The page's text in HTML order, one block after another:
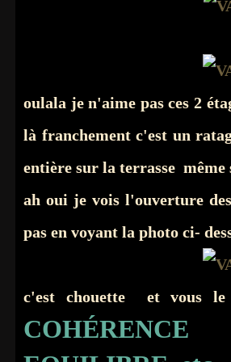
oulala je n'aime pas ces 2
là franchement c'est un
entière sur la terrasse
ah oui je vois l'ouverture
pas en voyant la photo ci-
c'est chouette et vous le